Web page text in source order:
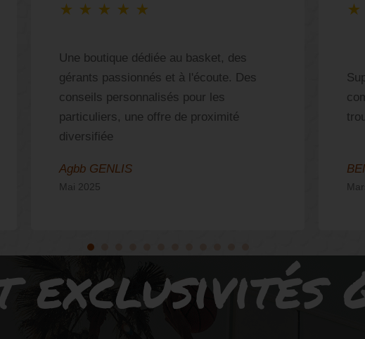
★ ★ ★ ★ ★
Une boutique dédiée au basket, des
gérants passionnés et à l'écoute. Des
conseils personnalisés pour les
particuliers, une offre de proximité
diversifiée
Agbb GENLIS
Mai 2025
★